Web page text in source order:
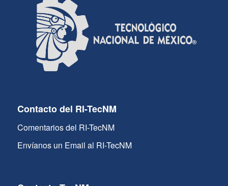
Contacto del RI-TecNM
Comentarios del RI-TecNM
Envíanos un Email al RI-TecNM